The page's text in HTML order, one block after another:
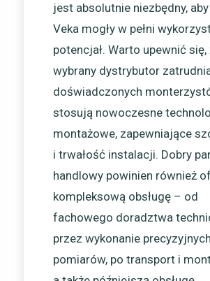
jest absolutnie niezbędny,
Veka mogły w pełni
potencjał. Warto upewnić się,
wybrany dystrybutor
doświadczonych
stosują nowoczesne
montażowe, zapewniające
i trwałość instalacji. Dobry
handlowy powinien również
kompleksową obsługę – od
fachowego doradztwa
przez wykonanie precyzyjnych
pomiarów, po transport i